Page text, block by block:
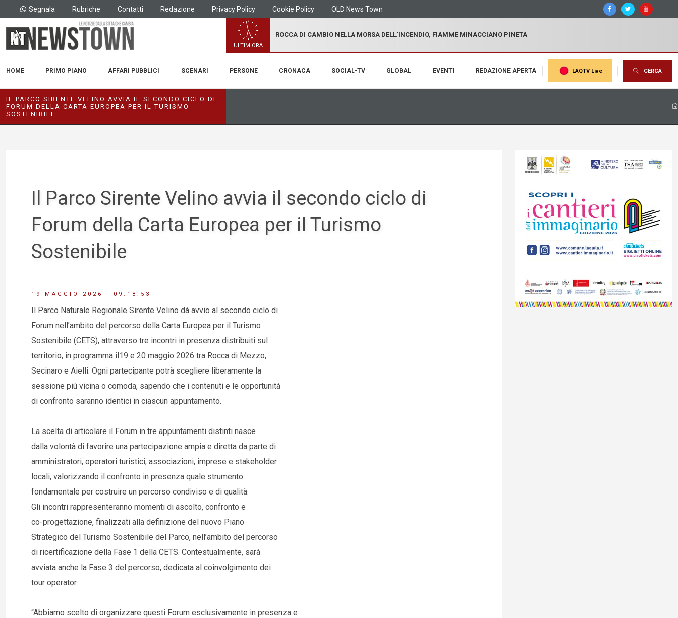
Segnala Rubriche Contatti Redazione Privacy Policy Cookie Policy OLD News Town
ULTIM'ORA
ROCCA DI CAMBIO NELLA MORSA DELL'INCENDIO, FIAMME MINACCIANO PINETA
HOME PRIMO PIANO AFFARI PUBBLICI SCENARI PERSONE CRONACA SOCIAL-TV GLOBAL EVENTI REDAZIONE APERTA LAQTV Live CERCA
IL PARCO SIRENTE VELINO AVVIA IL SECONDO CICLO DI
FORUM DELLA CARTA EUROPEA PER IL TURISMO
SOSTENIBILE
Il Parco Sirente Velino avvia il secondo ciclo di
Forum della Carta Europea per il Turismo
Sostenibile
19 MAGGIO 2026 - 09:18:53
Il Parco Naturale Regionale Sirente Velino dà avvio al secondo ciclo di
Forum nell’ambito del percorso della Carta Europea per il Turismo
Sostenibile (CETS), attraverso tre incontri in presenza distribuiti sul
territorio, in programma il19 e 20 maggio 2026 tra Rocca di Mezzo,
Secinaro e Aielli. Ogni partecipante potrà scegliere liberamente la
sessione più vicina o comoda, sapendo che i contenuti e le opportunità
di confronto saranno identici in ciascun appuntamento.
La scelta di articolare il Forum in tre appuntamenti distinti nasce
dalla volontà di favorire una partecipazione ampia e diretta da parte di
amministratori, operatori turistici, associazioni, imprese e stakeholder
locali, valorizzando il confronto in presenza quale strumento
fondamentale per costruire un percorso condiviso e di qualità.
Gli incontri rappresenteranno momenti di ascolto, confronto e
co-progettazione, finalizzati alla definizione del nuovo Piano
Strategico del Turismo Sostenibile del Parco, nell’ambito del percorso
di ricertificazione della Fase 1 della CETS. Contestualmente, sarà
avviata anche la Fase 3 del percorso, dedicata al coinvolgimento dei
tour operator.
“Abbiamo scelto di organizzare questi Forum esclusivamente in presenza e